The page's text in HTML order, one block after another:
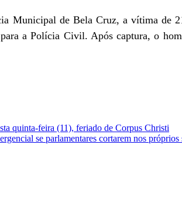
Municipal de Bela Cruz, a vítima de
a Polícia Civil. Após captura, o
quinta-feira (11), feriado de Corpus Christi
se parlamentares cortarem nos próprios